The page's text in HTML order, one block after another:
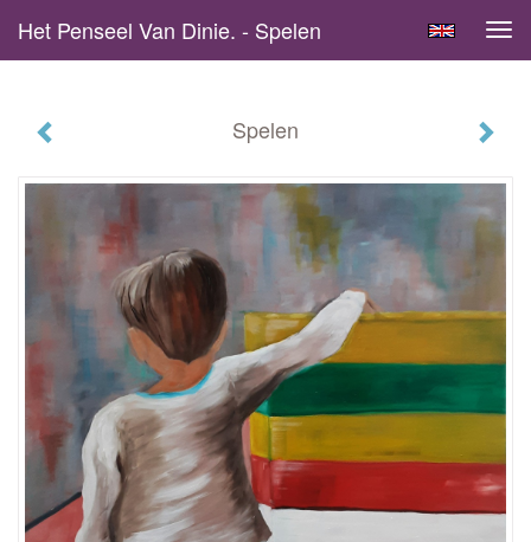
Het Penseel Van Dinie. - Spelen
Spelen